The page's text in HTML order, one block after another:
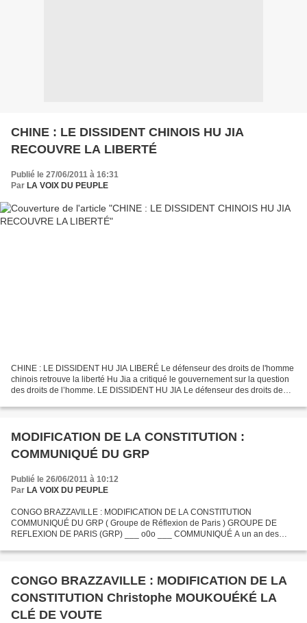
CHINE : LE DISSIDENT CHINOIS HU JIA
RECOUVRE LA LIBERTÉ
Publié le 27/06/2011 à 16:31
Par LA VOIX DU PEUPLE
CHINE : LE DISSIDENT HU JIA LIBERÉ Le défenseur des droits de l'homme
chinois retrouve la liberté Hu Jia a critiqué le gouvernement sur la question
des droits de l’homme. LE DISSIDENT HU JIA Le défenseur des droits de
MODIFICATION DE LA CONSTITUTION :
COMMUNIQUÉ DU GRP
Publié le 26/06/2011 à 10:12
Par LA VOIX DU PEUPLE
CONGO BRAZZAVILLE : MODIFICATION DE LA CONSTITUTION
COMMUNIQUÉ DU GRP ( Groupe de Réflexion de Paris ) GROUPE DE
REFLEXION DE PARIS (GRP) ___ o0o ___ COMMUNIQUÉ A un an des
Nation...
CONGO BRAZZAVILLE : MODIFICATION DE LA
CONSTITUTION Christophe MOUKOUÉKÉ LA
CLÉ DE VOUTE